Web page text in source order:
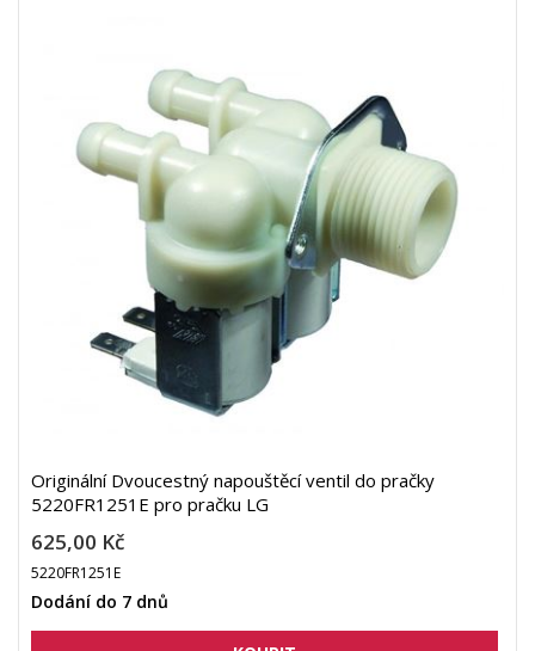
Originální Dvoucestný napouštěcí ventil do pračky
5220FR1251E pro pračku LG
625,00 Kč
5220FR1251E
Dodání do 7 dnů